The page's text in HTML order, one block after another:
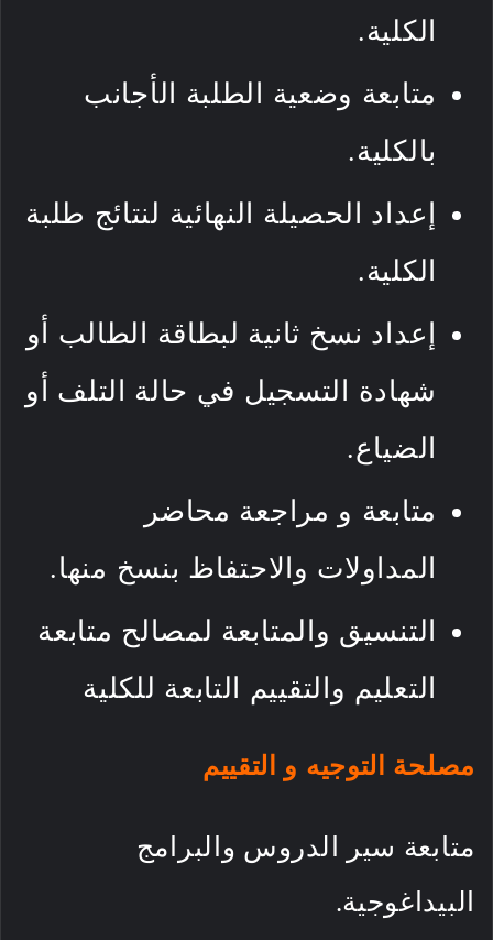
الكلية.
متابعة وضعية الطلبة الأجانب
بالكلية.
إعداد الحصيلة النهائية لنتائج طلبة
الكلية.
إعداد نسخ ثانية لبطاقة الطالب أو
شهادة التسجيل في حالة التلف أو
الضياع.
متابعة و مراجعة محاضر
المداولات والاحتفاظ بنسخ منها.
التنسيق والمتابعة لمصالح متابعة
التعليم والتقييم التابعة للكلية
مصلحة التوجيه و التقييم
متابعة سير الدروس والبرامج
البيداغوجية.